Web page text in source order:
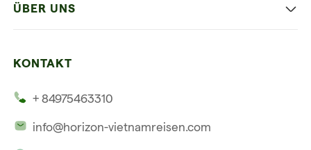
Mehrere Länder
ÜBER UNS
KONTAKT
+ 84975463310
info@horizon-vietnamreisen.com